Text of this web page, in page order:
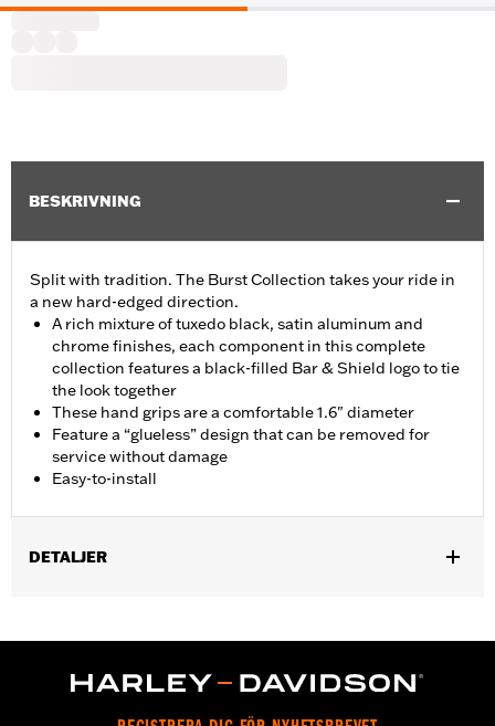
BESKRIVNING
Split with tradition. The Burst Collection takes your ride in
a new hard-edged direction.
A rich mixture of tuxedo black, satin aluminum and
chrome finishes, each component in this complete
collection features a black-filled Bar & Shield logo to tie
the look together
These hand grips are a comfortable 1.6" diameter
Feature a “glueless” design that can be removed for
service without damage
Easy-to-install
DETALJER
Installation Instructions